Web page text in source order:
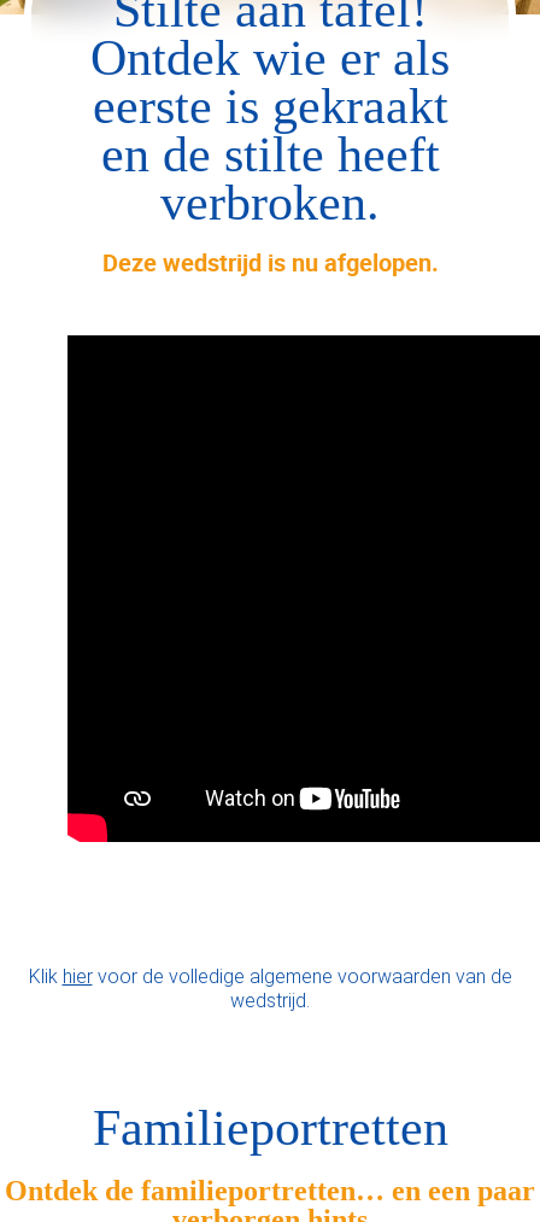
Ontdek wie er als
eerste is gekraakt
en de stilte heeft
verbroken.
Deze wedstrijd is nu afgelopen.
Klik hiervoor de volledige algemene voorwaarden van de
wedstrijd.
Familieportretten
Ontdek de familieportretten… en een paar